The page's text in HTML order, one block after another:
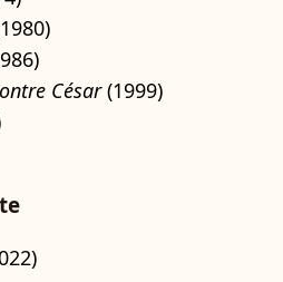
César(1999)